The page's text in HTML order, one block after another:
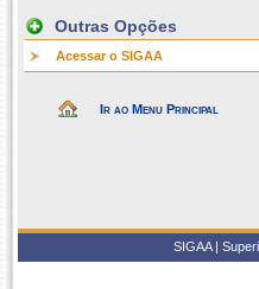
Outras Opções
Acessar o SIGAA
Ir ao Menu Principal
SIGAA |